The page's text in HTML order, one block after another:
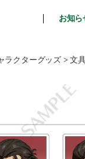
お知ら
ラクターグッズ >文